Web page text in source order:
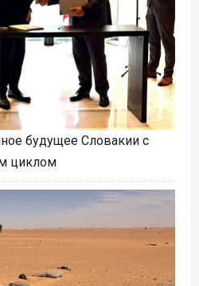
будущее Словакии с
циклом